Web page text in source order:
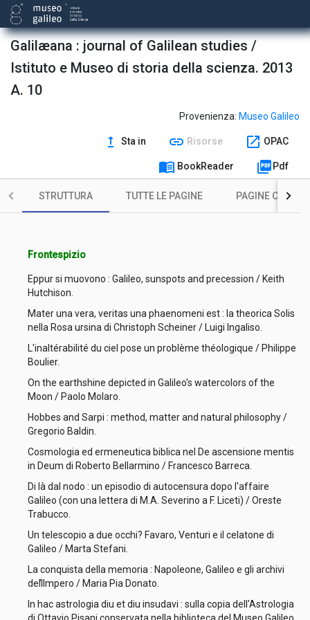
Galilæana : journal of Galilean studies /
Istituto e Museo di storia della scienza. 2013
A. 10
Provenienza: Museo Galileo
upgrade Sta in link Risorse open_in_new OPAC
menu_book BookReader picture_as_pdf Pdf
STRUTTURA TUTTE LE PAGINE PAGINE CON
Frontespizio
Eppur si muovono : Galileo, sunspots and precession / Keith
Hutchison.
Mater una vera, veritas una phaenomeni est : la theorica Solis
nella Rosa ursina di Christoph Scheiner / Luigi Ingaliso.
L'inaltérabilité du ciel pose un problème théologique / Philippe
Boulier.
On the earthshine depicted in Galileo's watercolors of the
Moon / Paolo Molaro.
Hobbes and Sarpi : method, matter and natural philosophy /
Gregorio Baldin.
Cosmologia ed ermeneutica biblica nel De ascensione mentis
in Deum di Roberto Bellarmino / Francesco Barreca.
Di là dal nodo : un episodio di autocensura dopo l'affaire
Galileo (con una lettera di M.A. Severino a F. Liceti) / Oreste
Trabucco.
Un telescopio a due occhi? Favaro, Venturi e il celatone di
Galileo / Marta Stefani.
La conquista della memoria : Napoleone, Galileo e gli archivi
dell̉Impero / Maria Pia Donato.
In hac astrologia diu et diu insudavi : sulla copia dell'Astrologia